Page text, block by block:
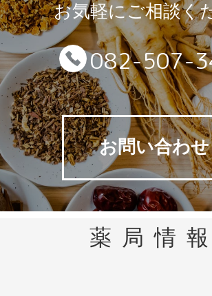
お気軽にご相談く
082-507-
お問い合わせ
薬局情報